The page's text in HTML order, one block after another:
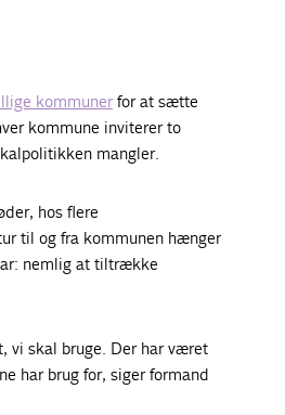
kommunerfor at sætte
kommune inviterer to
mangler.
hos flere
til og fra kommunen hænger
nemlig at tiltrække
vi skal bruge. Der har været
har brug for, siger formand